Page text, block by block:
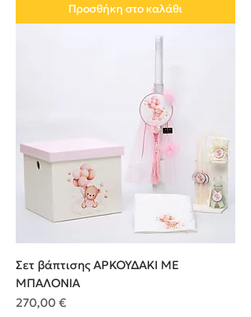
Προσθήκη στο καλάθι
Σετ βάπτισης ΑΡΚΟΥΔΑΚΙ ΜΕ
ΜΠΑΛΟΝΙΑ
Τιμή
270,00 €